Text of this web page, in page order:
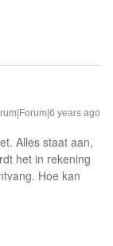
years ago
Alles staat aan,
het in rekening
Hoe kan